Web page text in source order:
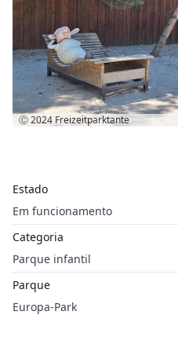
Estado
Em funcionamento
Categoria
Parque infantil
Parque
Europa-Park
Ⓒ 2024 Freizeitparktante